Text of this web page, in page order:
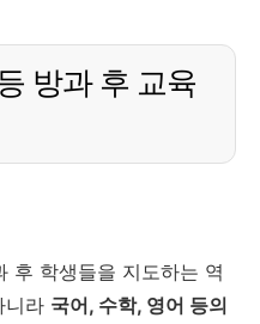
방과 후 교육
후 학생들을 지도하는 역
니라 국어, 수학, 영어 등의